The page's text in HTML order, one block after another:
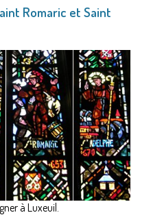
Romaric et Saint
à Luxeuil.